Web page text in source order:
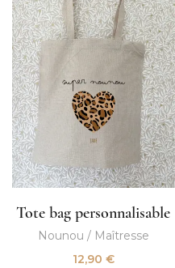
Tote bag personnalisable
Nounou / Maîtresse
12,90 €